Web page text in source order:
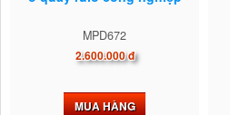
MPD672
2.600.000 đ
MUA HÀNG